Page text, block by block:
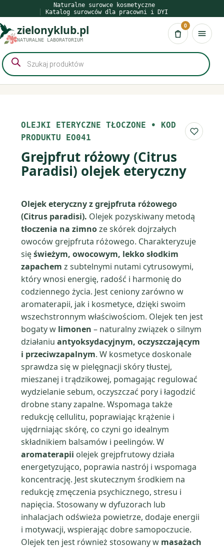
do
treści
Naturalne surowce kosmetyczne
Katalog surowców dla pracowni i DYI
zielonyklub.pl
NATURALNE LABORATORIUM Koszyk
0
Wyszukiwarka
produktów
OLEJKI ETERYCZNE TŁOCZONE • KOD
PRODUKTU EO041
Do
Grejpfrut różowy (Citrus
Paradisi) olejek eteryczny
Olejek eteryczny z grejpfruta różowego
(Citrus paradisi). Olejek pozyskiwany metodą
tłoczenia na zimnoze skórek dojrzałych
owoców grejpfruta różowego. Charakteryzuje
sięświeżym, owocowym, lekko słodkim
zapachem z subtelnymi nutami cytrusowymi,
który wnosi energię, radość i harmonię do
codziennego życia. Jest ceniony zarówno w
aromaterapii, jak i kosmetyce, dzięki swoim
wszechstronnym właściwościom. Olejek ten jest
bogaty w limonen – naturalny związek o silnym
działaniu antyoksydacyjnym, oczyszczającym
i przeciwzapalnym. W kosmetyce doskonale
sprawdza się w pielęgnacji skóry tłustej,
mieszanej i trądzikowej, pomagając regulować
wydzielanie sebum, oczyszczać pory i łagodzić
drobne stany zapalne. Wspomaga także
redukcję cellulitu, poprawiając krążenie i
ujędrniając skórę, co czyni go idealnym
składnikiem balsamów i peelingów. W
aromaterapii olejek grejpfrutowy działa
energetyzująco, poprawia nastrój i wspomaga
koncentrację. Jest skutecznym środkiem na
redukcję zmęczenia psychicznego, stresu i
napięcia. Stosowany w dyfuzorach lub
inhalacjach odświeża powietrze, dodaje energii
i motywacji, wspierając dobre samopoczucie.
Olejek ten jest również stosowany w masażach